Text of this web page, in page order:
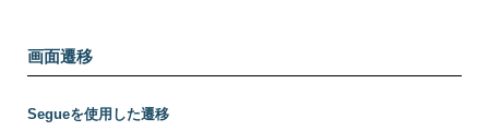
画面遷移
Segueを使用した遷移